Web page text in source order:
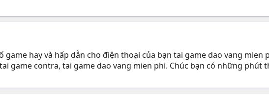
game hay và hấp dẫn cho điện thoại của bạn tai game dao vang
game contra, tai game dao vang mien phi. Chúc bạn có những phút